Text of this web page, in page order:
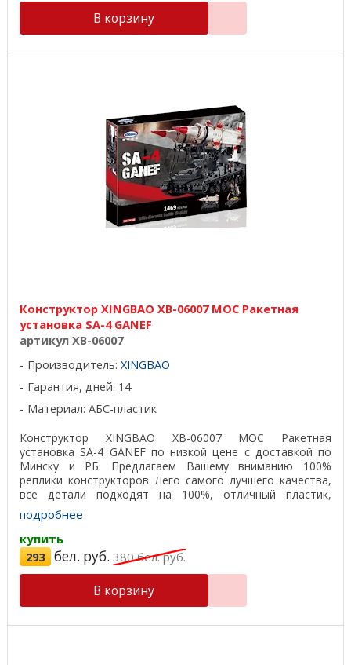
В корзину
Конструктор XINGBAO XB-06007 MOC Ракетная
установка SA-4 GANEF
артикул XB-06007
Производитель: XINGBAO
Гарантия, дней: 14
Материал: АБС-пластик
Конструктор XINGBAO XB-06007 MOC Ракетная
установка SA-4 GANEF по низкой цене с доставкой по
Минску и РБ. Предлагаем Вашему вниманию 100%
реплики конструкторов Лего самого лучшего качества,
все детали подходят на 100%, отличный пластик,
красивая ...
подробнее
купить
293 бел. руб. 380бел. руб.
В корзину